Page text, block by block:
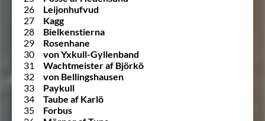
26
Leijonhufvud
27
Kagg
28
Bielkenstierna
29
Rosenhane
30
von Yxkull-Gyllenband
31
Wachtmeister af Björkö
32
von Bellingshausen
33
Paykull
34
Taube af Karlö
35
Forbus